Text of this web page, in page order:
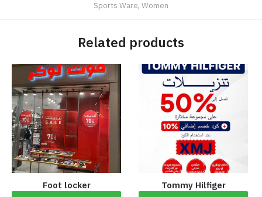
Sports Ware, Women
Related products
Foot locker Tommy Hilfiger